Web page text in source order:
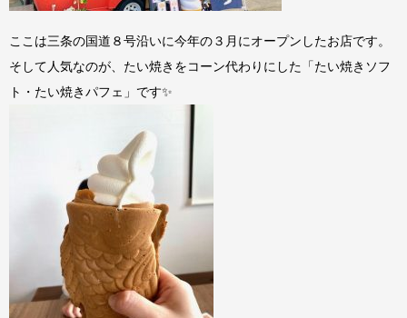
ここは三条の国道８号沿いに今年の３月にオープンしたお店です。
そして人気なのが、たい焼きをコーン代わりにした「たい焼きソフ
ト・たい焼きパフェ」です✨